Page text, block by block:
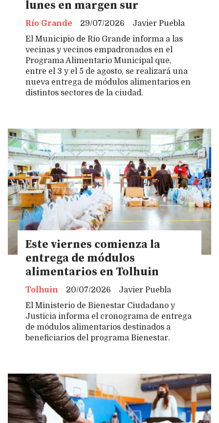
lunes en margen sur
Javier Puebla
Río Grande
29/07/2026
El Municipio de Río Grande informa a las
vecinas y vecinos empadronados en el
Programa Alimentario Municipal que,
entre el 3 y el 5 de agosto, se realizará una
nueva entrega de módulos alimentarios en
distintos sectores de la ciudad.
Este viernes comienza la
entrega de módulos
alimentarios en Tolhuin
Javier Puebla
Tolhuin
20/07/2026
El Ministerio de Bienestar Ciudadano y
Justicia informa el cronograma de entrega
de módulos alimentarios destinados a
beneficiarios del programa Bienestar.